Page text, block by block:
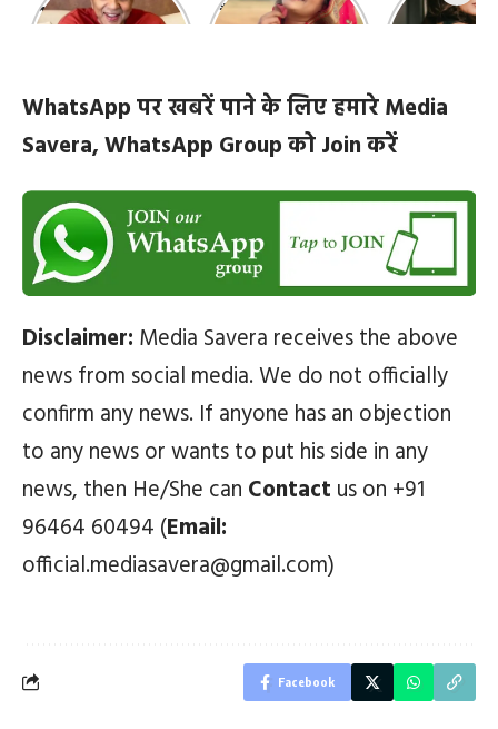
10 रोचक बातें, जिनके बारे
हैं सबसे खूबसूरत | top-
‘कांटा लगा
WhatsApp पर खबरें पाने के लिए हमारे Media
Savera, WhatsApp Group को Join करें
Disclaimer: Media Savera receives the above
news from social media. We do not officially
confirm any news. If anyone has an objection
to any news or wants to put his side in any
news, then He/She can Contact us on +91
96464 60494 (Email:
official.mediasavera@gmail.com)
Facebook